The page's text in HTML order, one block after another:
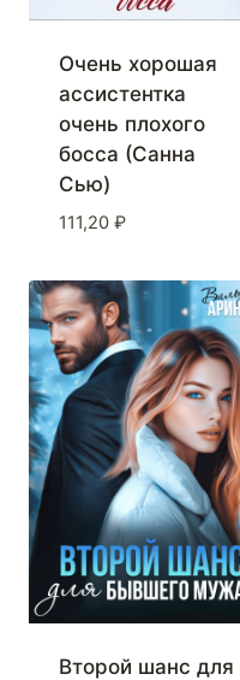
Очень хорошая
ассистентка
очень плохого
босса (Санна
Сью)
111,20 ₽
Второй шанс для